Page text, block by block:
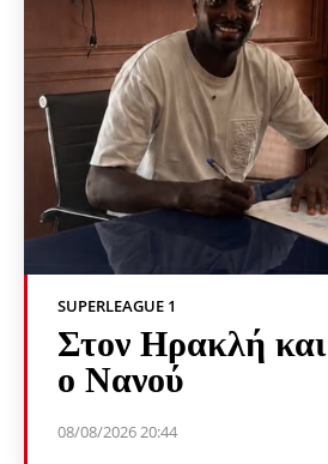
SUPERLEAGUE 1
Στον Ηρακλή
ο Νανού
08/08/2026 20:44